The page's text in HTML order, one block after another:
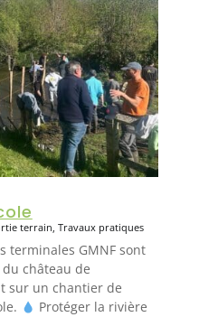
terrain, Travaux pratiques
terminales GMNF sont
château de
sur un chantier de
Protéger la rivière